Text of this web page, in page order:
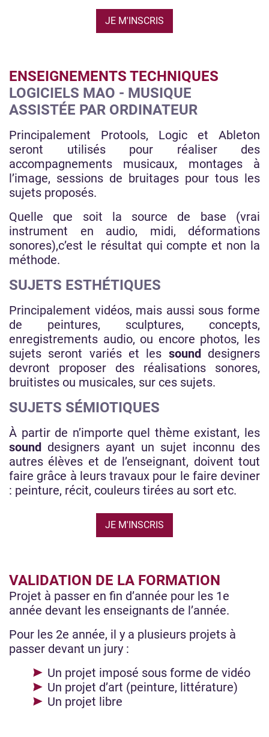
JE M'INSCRIS
ENSEIGNEMENTS TECHNIQUES
LOGICIELS MAO - MUSIQUE
ASSISTÉE PAR ORDINATEUR
Principalement Protools, Logic et Ableton
seront utilisés pour réaliser des
accompagnements musicaux, montages à
l’image, sessions de bruitages pour tous les
sujets proposés.
Quelle que soit la source de base (vrai
instrument en audio, midi, déformations
sonores),c’est le résultat qui compte et non la
méthode.
SUJETS ESTHÉTIQUES
Principalement vidéos, mais aussi sous forme
de peintures, sculptures, concepts,
enregistrements audio, ou encore photos, les
sujets seront variés et les sounddesigners
devront proposer des réalisations sonores,
bruitistes ou musicales, sur ces sujets.
SUJETS SÉMIOTIQUES
À partir de n’importe quel thème existant, les
sound designers ayant un sujet inconnu des
autres élèves et de l’enseignant, doivent tout
faire grâce à leurs travaux pour le faire deviner
: peinture, récit, couleurs tirées au sort etc.
JE M'INSCRIS
VALIDATION DE LA FORMATION
Projet à passer en fin d’année pour les 1e
année devant les enseignants de l’année.
Pour les 2e année, il y a plusieurs projets à
passer devant un jury :
Un projet imposé sous forme de vidéo
Un projet d’art (peinture, littérature)
Un projet libre